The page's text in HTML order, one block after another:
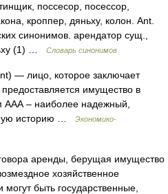
поссесор, посессор,
кроппер, дяньху, колон. Ant.
синонимов. арендатор сущ.,
(1) …
Словарь синонимов
— лицо, которое заключает
имущество в
ААА – наиболее надежный,
историю …
Экономико-
аренды, берущая имущество
хозяйственное
быть государственные,